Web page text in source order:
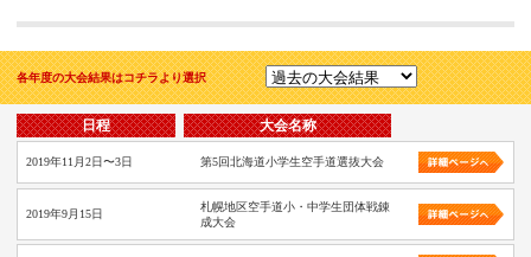
各年度の大会結果はコチラより選択
日程 大会名称
2019年11月2日〜3日 第5回北海道小学生空手道選抜大会
2019年9月15日
札幌地区空手道小・中学生団体戦錬
成大会